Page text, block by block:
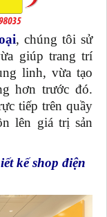
, chúng tôi sử
giúp trang trí
linh, vừa tạo
hơn trước đó.
tiếp trên quầy
lên giá trị sản
kế shop điện